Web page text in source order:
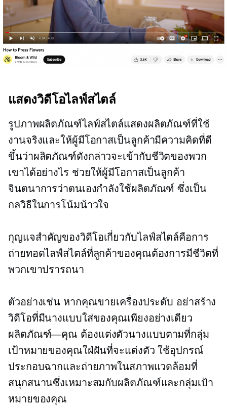
แสดงวิดีโอไลฟ์สไตล์
รูปภาพผลิตภัณฑ์ไลฟ์สไตล์แสดงผลิตภัณฑ์ที่ใช้
งานจริงและให้ผู้มีโอกาสเป็นลูกค้ามีความคิดที่ดี
ขึ้นว่าผลิตภัณฑ์ดังกล่าวจะเข้ากับชีวิตของพวก
เขาได้อย่างไร ช่วยให้ผู้มีโอกาสเป็นลูกค้า
จินตนาการว่าตนเองกำลังใช้ผลิตภัณฑ์ ซึ่งเป็น
กลวิธีในการโน้มน้าวใจ
กุญแจสำคัญของวิดีโอเกี่ยวกับไลฟ์สไตล์คือการ
ถ่ายทอดไลฟ์สไตล์ที่ลูกค้าของคุณต้องการมีชีวิตที่
พวกเขาปรารถนา
ตัวอย่างเช่น หากคุณขายเครื่องประดับ อย่าสร้าง
วิดีโอที่มีนางแบบใส่ของคุณเพียงอย่างเดียว
ผลิตภัณฑ์—คุณ ต้องแต่งตัวนางแบบตามที่กลุ่ม
เป้าหมายของคุณใฝ่ฝันที่จะแต่งตัว ใช้อุปกรณ์
ประกอบฉากและถ่ายภาพในสภาพแวดล้อมที่
สนุกสนานซึ่งเหมาะสมกับผลิตภัณฑ์และกลุ่มเป้า
หมายของคุณ